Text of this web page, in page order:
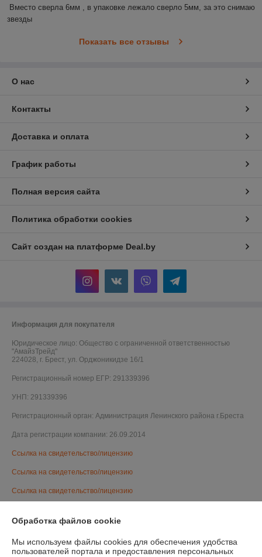
Вместо сверла 6мм , в упаковке лежало сверло 5мм, за это снимаю
звезды
Показать все отзывы
О нас
Контакты
Доставка и оплата
График работы
Полная версия сайта
Политика обработки cookies
Сайт создан на платформе Deal.by
Информация для покупателя
Юридическое лицо: Общество с ограниченной ответственностью
"АмайзТрейд"
224028, г. Брест, ул. Орджоникидзе 16/1
Регистрационный номер ЕГР: 291339396
УНП: 291339396
Регистрационный орган: Администрация Ленинского района г.Бреста
Дата регистрации компании: 26.09.2014
Ссылка на свидетельство/лицензию
Ссылка на свидетельство/лицензию
Ссылка на свидетельство/лицензию
Ссылка на свидетельство/лицензию
Ссылка на свидетельство/лицензию
Обработка файлов cookie
Мы используем файлы cookies для обеспечения удобства
пользователей портала и предоставления персональных